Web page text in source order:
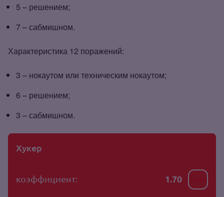
5 – решением;
7 – сабмишном.
Характеристика 12 поражений:
3 – нокаутом или техническим нокаутом;
6 – решением;
3 – сабмишном.
Хукер
коэффициент: 1.70